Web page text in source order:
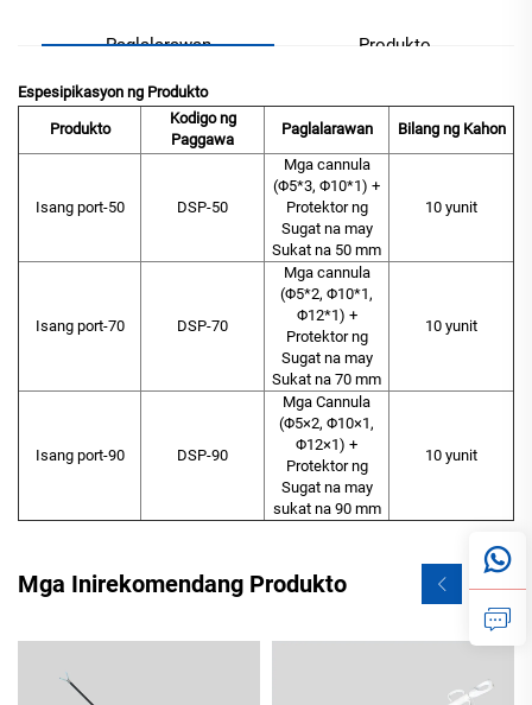
Paglalarawan Produkto
Espesipikasyon ng Produkto
Produkto
Kodigo ng
Paggawa
Paglalarawan Bilang ng Kahon
Isang port-50 DSP-50
Mga cannula
(Φ5*3, Φ10*1) +
Protektor ng
Sugat na may
Sukat na 50 mm
10 yunit
Isang port-70 DSP-70
Mga cannula
(Φ5*2, Φ10*1,
Φ12*1) +
Protektor ng
Sugat na may
Sukat na 70 mm
10 yunit
Isang port-90 DSP-90
Mga Cannula
(Φ5×2, Φ10×1,
Φ12×1) +
Protektor ng
Sugat na may
sukat na 90 mm
10 yunit
Mga Inirekomendang Produkto